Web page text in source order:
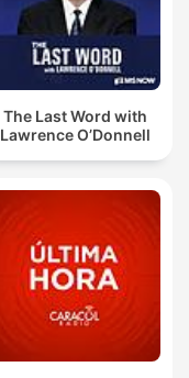
The Last Word with
Lawrence O’Donnell